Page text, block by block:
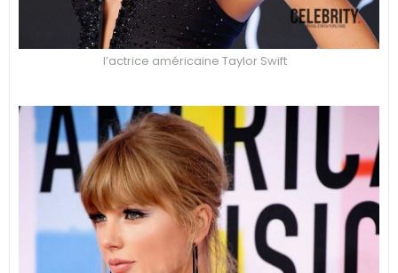
l’actrice américaine Taylor Swift